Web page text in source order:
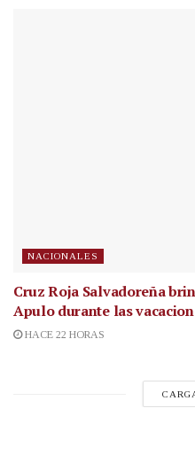
NACIONALES
Cruz Roja Salvadoreña
Apulo durante las
HACE 22 HORAS